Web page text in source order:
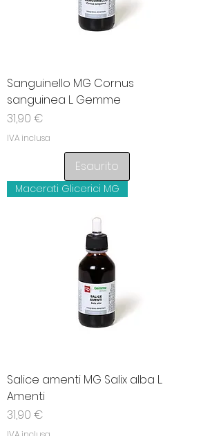
Sanguinello MG Cornus
sanguinea L. Gemme
Prezzo
31,90 €
IVA inclusa
Esaurito
Macerati Glicerici MG
Salice amenti MG Salix alba L.
Amenti
Prezzo
31,90 €